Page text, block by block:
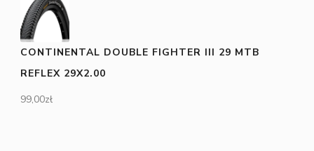
CONTINENTAL DOUBLE FIGHTER III 29 MTB
REFLEX 29X2.00
99,00zł